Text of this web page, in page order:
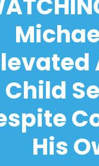
Child
His